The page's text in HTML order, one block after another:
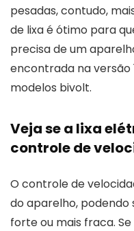
pesadas, contudo,
de lixa é ótimo para
precisa de um
encontrada na versão
modelos bivolt.
Veja se a lixa
controle de
O controle de
do aparelho, podendo
forte ou mais fraca.